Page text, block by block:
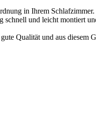
in Ihrem
und leicht montiert
Qualität und aus diesem